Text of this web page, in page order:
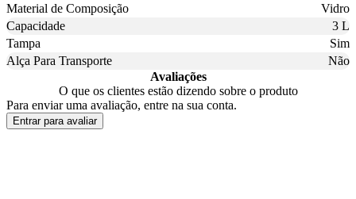
Material de Composição
Vidro
Capacidade
3 L
Tampa
Sim
Alça Para Transporte
Não
Avaliações
O que os clientes estão dizendo sobre o produto
Para enviar uma avaliação, entre na sua conta.
Entrar para avaliar